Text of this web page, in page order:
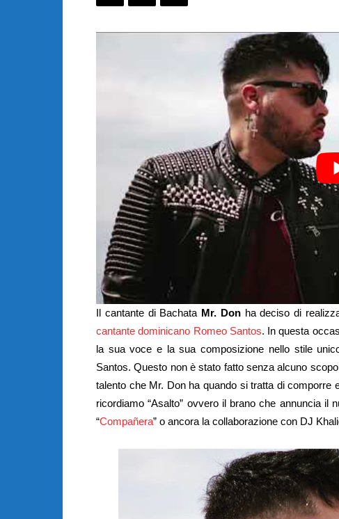
Il cantante di Bachata Mr. Donha deciso di
cantante dominicano Romeo Santos. In questa
la sua voce e la sua composizione nello stile
Santos. Questo non è stato fatto senza alcuno
talento che Mr. Don ha quando si tratta di
ricordiamo “Asalto” ovvero il brano che annuncia il
“Compañera” o ancora la collaborazione con DJ